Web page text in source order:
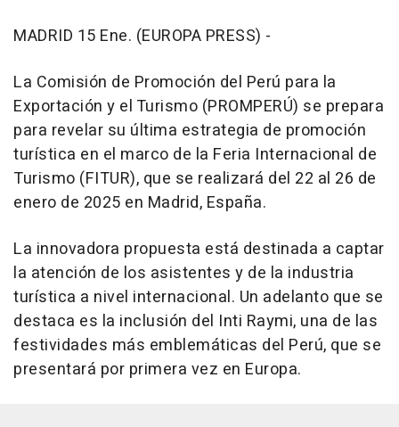
MADRID 15 Ene. (EUROPA PRESS) -
La Comisión de Promoción del Perú para la
Exportación y el Turismo (PROMPERÚ) se prepara
para revelar su última estrategia de promoción
turística en el marco de la Feria Internacional de
Turismo (FITUR), que se realizará del 22 al 26 de
enero de 2025 en Madrid, España.
La innovadora propuesta está destinada a captar
la atención de los asistentes y de la industria
turística a nivel internacional. Un adelanto que se
destaca es la inclusión del Inti Raymi, una de las
festividades más emblemáticas del Perú, que se
presentará por primera vez en Europa.